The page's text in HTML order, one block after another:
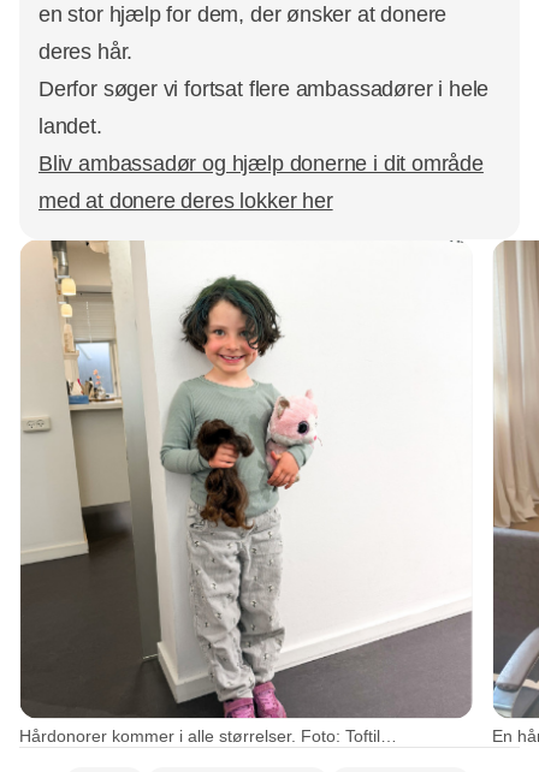
en stor hjælp for dem, der ønsker at donere
deres hår.
Derfor søger vi fortsat flere ambassadører i hele
landet.
Bliv ambassadør og hjælp donerne i dit område
med at donere deres lokker her